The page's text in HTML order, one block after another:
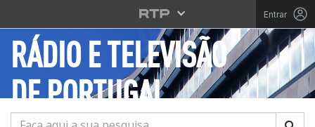
Saltar para o conteúdo principal
Entrar
RÁDIO E TELEVISÃO
DE PORTUGAL
Pesquisar